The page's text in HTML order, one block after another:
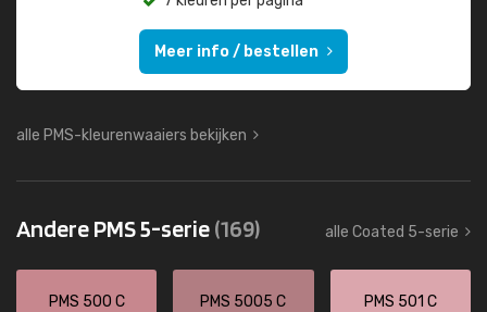
Meer info / bestellen
alle PMS-kleurenwaaiers bekijken
Andere PMS 5-serie(169) alle Coated 5-serie
PMS 500 C PMS 5005 C PMS 501 C